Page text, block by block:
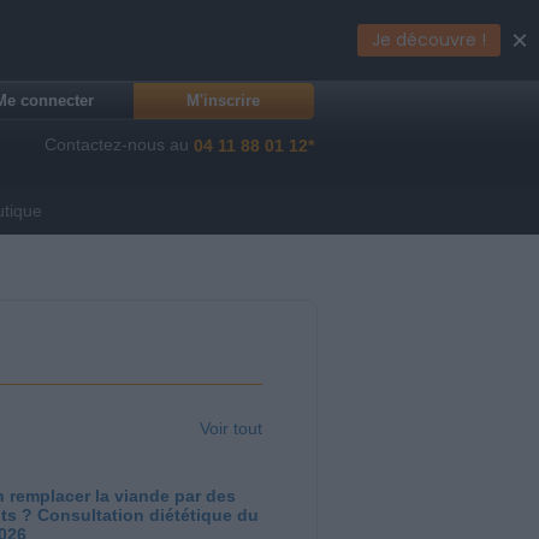
connecter M'inscrire
Contactez-nous au 04 11 88 01 12*
Voir tout
remplacer la viande par des
? Consultation diététique du
Je découvre ! ×